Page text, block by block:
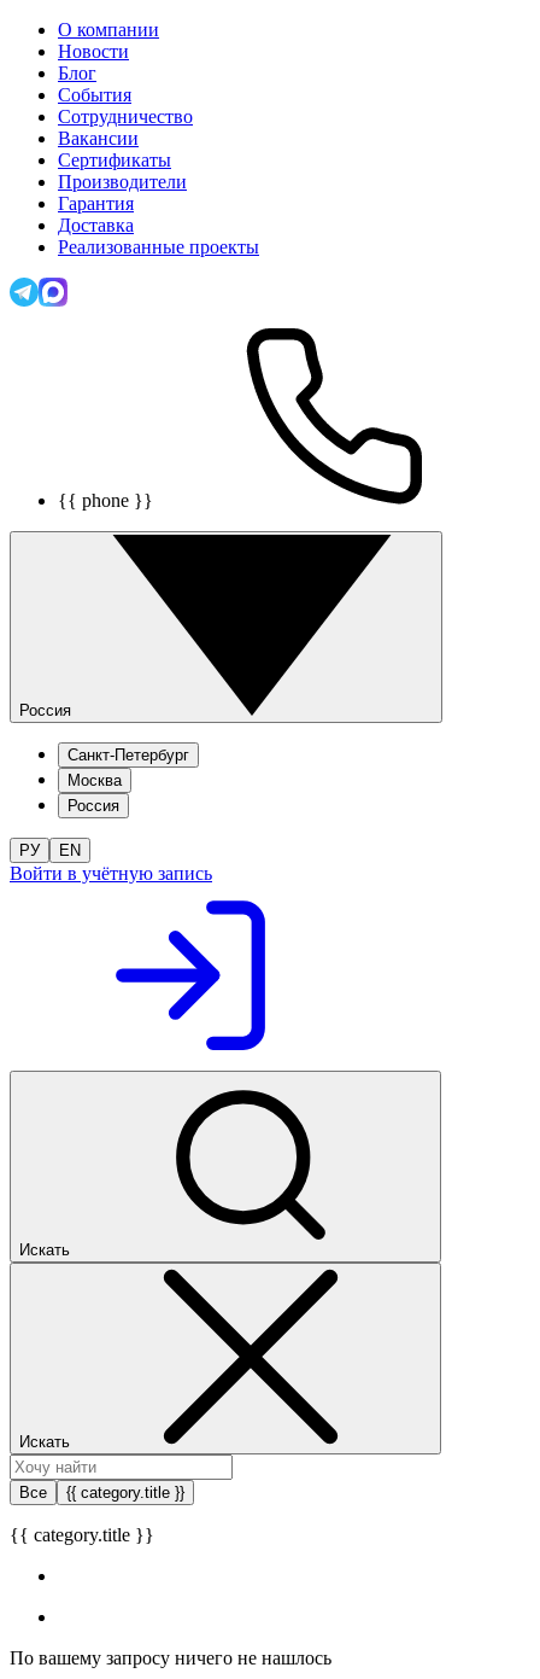
О компании
Новости
Блог
События
Сотрудничество
Вакансии
Сертификаты
Производители
Гарантия
Доставка
Реализованные проекты
{{ phone }}
Россия
Санкт-Петербург
Москва
Россия
РУ EN
Войти в учётную запись
Искать
Искать
Все {{ category.title }}
{{ category.title }}
По вашему запросу ничего не нашлось